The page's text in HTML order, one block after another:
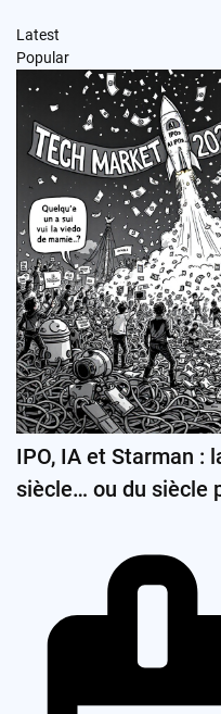
Latest
Popular
IPO, IA et Starman :
siècle… ou du siècle